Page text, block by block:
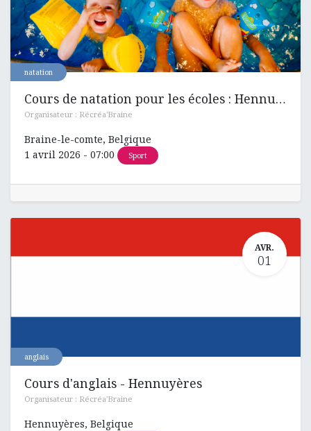
natation
Cours de natation pour les écoles : Hennuyères , Ronquières et Henripont
Organisateur : Récréa'Braine
Braine-le-comte, Belgique
1 avril 2026 - 07:00 Sport
AVR.
01
anglais
Cours d'anglais - Hennuyères
Organisateur : Récréa'Braine
Hennuyères, Belgique